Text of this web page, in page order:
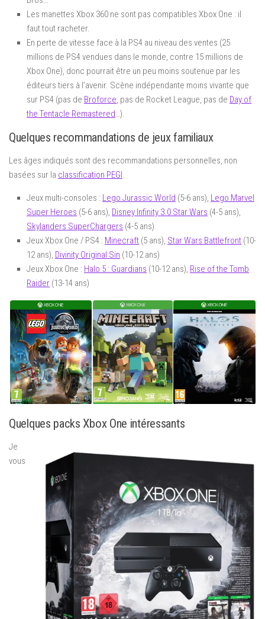
Les manettes Xbox 360 ne sont pas compatibles Xbox One : il
faut tout racheter.
En perte de vitesse face à la PS4 au niveau des ventes (25
millions de PS4 vendues dans le monde, contre 15 millions de
Xbox One), donc pourrait être un peu moins soutenue par les
éditeurs tiers à l’avenir. Scène indépendante moins vivante que
sur PS4 (pas de Broforce, pas de Rocket League, pas de Day of
the Tentacle Remastered…).
Quelques recommandations de jeux familiaux
Les âges indiqués sont des recommandations personnelles, non
basées sur la classification PEGI.
Jeux multi-consoles : Lego Jurassic World (5-6 ans), Lego Marvel
Super Heroes (5-6 ans), Disney Infinity 3.0 Star Wars (4-5 ans),
Skylanders SuperChargers (4-5 ans)
Jeux Xbox One / PS4 : Minecraft (5 ans), Star Wars Battlefront (10-
12 ans), Divinity Original Sin (10-12 ans)
Jeux Xbox One : Halo 5 : Guardians (10-12 ans), Rise of the Tomb
Raider (13-14 ans)
Quelques packs Xbox One intéressants
Je
vous